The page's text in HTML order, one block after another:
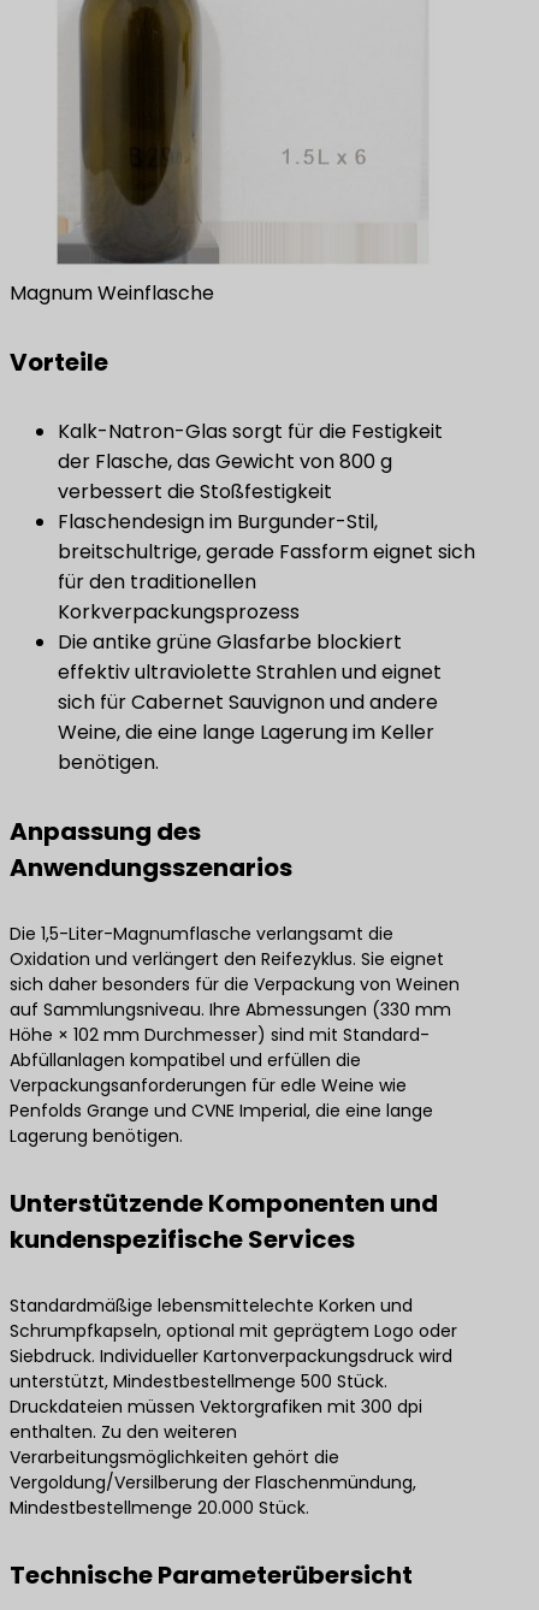
Magnum Weinflasche
Vorteile
Kalk-Natron-Glas sorgt für die Festigkeit
der Flasche, das Gewicht von 800 g
verbessert die Stoßfestigkeit
Flaschendesign im Burgunder-Stil,
breitschultrige, gerade Fassform eignet sich
für den traditionellen
Korkverpackungsprozess
Die antike grüne Glasfarbe blockiert
effektiv ultraviolette Strahlen und eignet
sich für Cabernet Sauvignon und andere
Weine, die eine lange Lagerung im Keller
benötigen.
Anpassung des
Anwendungsszenarios
Die 1,5-Liter-Magnumflasche verlangsamt die
Oxidation und verlängert den Reifezyklus. Sie eignet
sich daher besonders für die Verpackung von Weinen
auf Sammlungsniveau. Ihre Abmessungen (330 mm
Höhe × 102 mm Durchmesser) sind mit Standard-
Abfüllanlagen kompatibel und erfüllen die
Verpackungsanforderungen für edle Weine wie
Penfolds Grange und CVNE Imperial, die eine lange
Lagerung benötigen.
Unterstützende Komponenten und
kundenspezifische Services
Standardmäßige lebensmittelechte Korken und
Schrumpfkapseln, optional mit geprägtem Logo oder
Siebdruck. Individueller Kartonverpackungsdruck wird
unterstützt, Mindestbestellmenge 500 Stück.
Druckdateien müssen Vektorgrafiken mit 300 dpi
enthalten. Zu den weiteren
Verarbeitungsmöglichkeiten gehört die
Vergoldung/Versilberung der Flaschenmündung,
Mindestbestellmenge 20.000 Stück.
Technische Parameterübersicht